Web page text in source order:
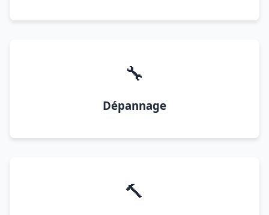
🔧
Dépannage
🔨